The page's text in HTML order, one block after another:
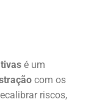
é um
com os
riscos,